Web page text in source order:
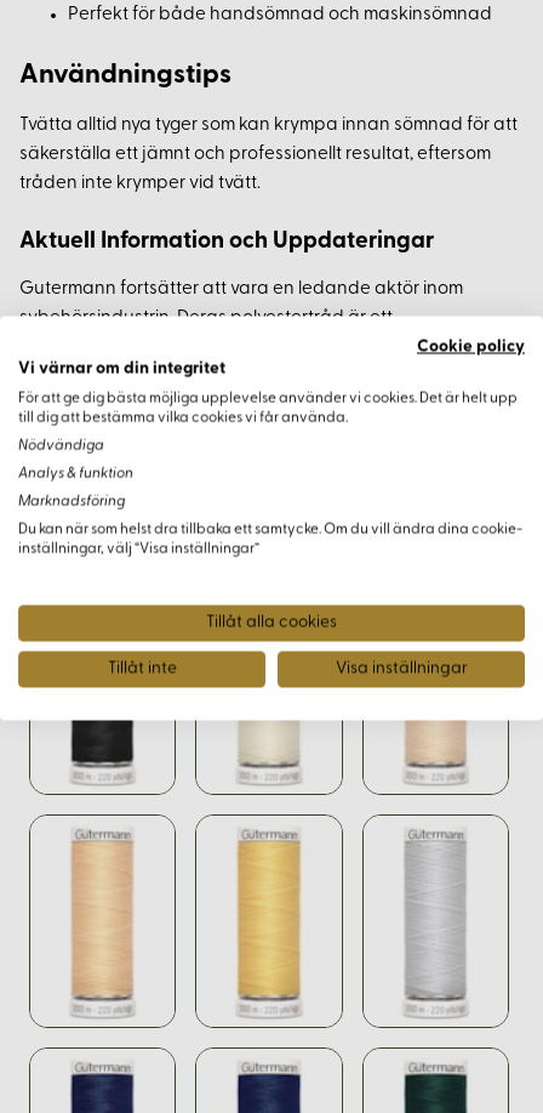
Perfekt för både handsömnad och maskinsömnad
Användningstips
Tvätta alltid nya tyger som kan krympa innan sömnad för att
säkerställa ett jämnt och professionellt resultat, eftersom
tråden inte krymper vid tvätt.
Aktuell Information och Uppdateringar
Gutermann fortsätter att vara en ledande aktör inom
sybehörsindustrin. Deras polyestertråd är ett
förstahandsval för både amatörer och proffs tack vare dess
kvalitet och hållbarhet. Oavsett om du syr kläder,
hemtextilier eller dekorationer, är denna tråd ett pålitligt val.
Varianter
Cookie policy
Vi värnar om din integritet
För att ge dig bästa möjliga upplevelse använder vi cookies. Det är helt upp
till dig att bestämma vilka cookies vi får använda.
Nödvändiga
Analys & funktion
Marknadsföring
Du kan när som helst dra tillbaka ett samtycke. Om du vill ändra dina cookie-
inställningar, välj “Visa inställningar”
Tillåt alla cookies
Tillåt inte Visa inställningar